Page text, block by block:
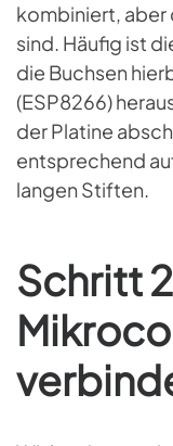
kombiniert, aber
sind. Häufig ist
die Buchsen
(ESP8266)
der Platine
entsprechend
langen Stiften.
Schritt